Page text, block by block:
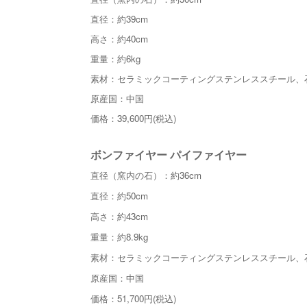
直径：約39cm
高さ：約40cm
重量：約6kg
素材：セラミックコーティングステンレススチール、
原産国：中国
価格：39,600円(税込)
ボンファイヤー パイファイヤー
直径（窯内の石）：約36cm
直径：約50cm
高さ：約43cm
重量：約8.9kg
素材：セラミックコーティングステンレススチール、
原産国：中国
価格：51,700円(税込)